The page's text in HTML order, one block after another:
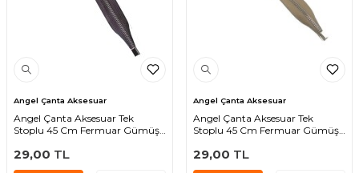
Angel Çanta Aksesuar
Angel Çanta Aksesuar Tek
Stoplu 45 Cm Fermuar Gümüş
29,00 TL
Angel Çanta Aksesuar
Angel Çanta Aksesuar Tek
Stoplu 45 Cm Fermuar Gümüş
29,00 TL